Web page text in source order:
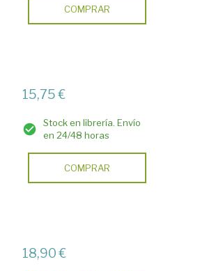
COMPRAR
15,75 €
Stock en librería. Envío
en 24/48 horas
COMPRAR
18,90 €